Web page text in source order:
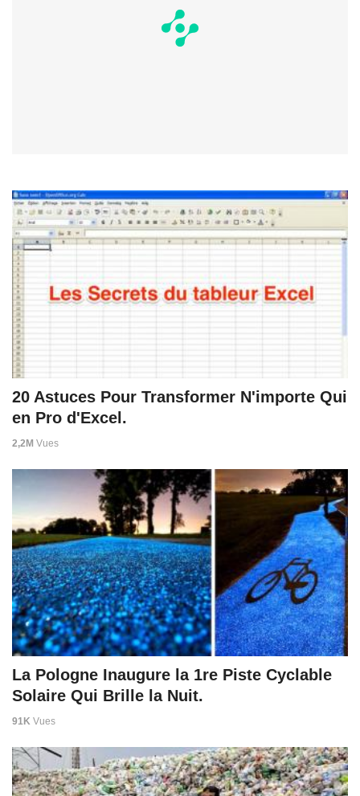
20 Astuces Pour Transformer N'importe Qui
en Pro d'Excel.
2,2M Vues
La Pologne Inaugure la 1re Piste Cyclable
Solaire Qui Brille la Nuit.
91K Vues